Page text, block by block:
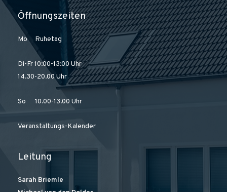
Öffnungszeiten
Mo Ruhetag
Di-Fr 10:00-13:00 Uhr
14.30-20.00 Uhr
So 10.00-13.00 Uhr
Veranstaltungs-Kalender
Leitung
Sarah Briemle